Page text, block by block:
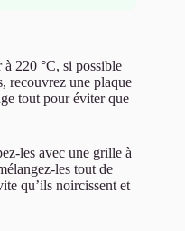
220 °C, si possible
recouvrez une plaque
tout pour éviter que
les avec une grille à
les tout de
qu’ils noircissent et